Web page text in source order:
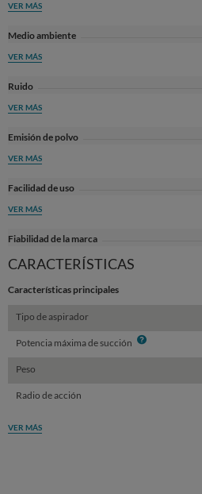
VER MÁS
Medio ambiente
VER MÁS
Ruido
VER MÁS
Emisión de polvo
VER MÁS
Facilidad de uso
VER MÁS
Fiabilidad de la marca
CARACTERÍSTICAS
Características principales
Tipo de aspirador
Potencia máxima de succión Info
Peso
Radio de acción
VER MÁS